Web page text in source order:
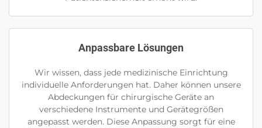
Anpassbare Lösungen
Wir wissen, dass jede medizinische Einrichtung
individuelle Anforderungen hat. Daher können unsere
Abdeckungen für chirurgische Geräte an
verschiedene Instrumente und Gerätegrößen
angepasst werden. Diese Anpassung sorgt für eine